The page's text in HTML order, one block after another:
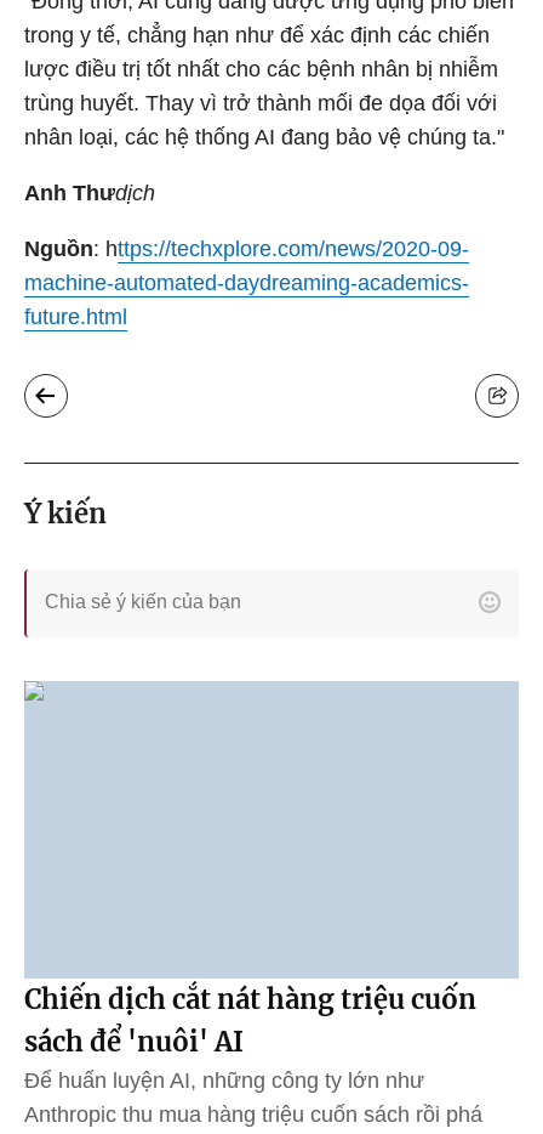
trong y tế, chẳng hạn như để xác định các chiến
lược điều trị tốt nhất cho các bệnh nhân bị nhiễm
trùng huyết. Thay vì trở thành mối đe dọa đối với
nhân loại, các hệ thống AI đang bảo vệ chúng ta."
Anh Thưdịch
Nguồn: https://techxplore.com/news/2020-09-
machine-automated-daydreaming-academics-
future.html
Ý kiến
Chiến dịch cắt nát hàng triệu cuốn
sách để 'nuôi' AI
Để huấn luyện AI, những công ty lớn như
Anthropic thu mua hàng triệu cuốn sách rồi phá